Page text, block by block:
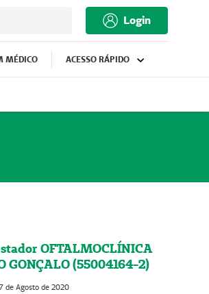
Login
MÉDICO ACESSO RÁPIDO
OFTALMOCLÍNICA
GONÇALO (55004164-2)
de Agosto de 2020